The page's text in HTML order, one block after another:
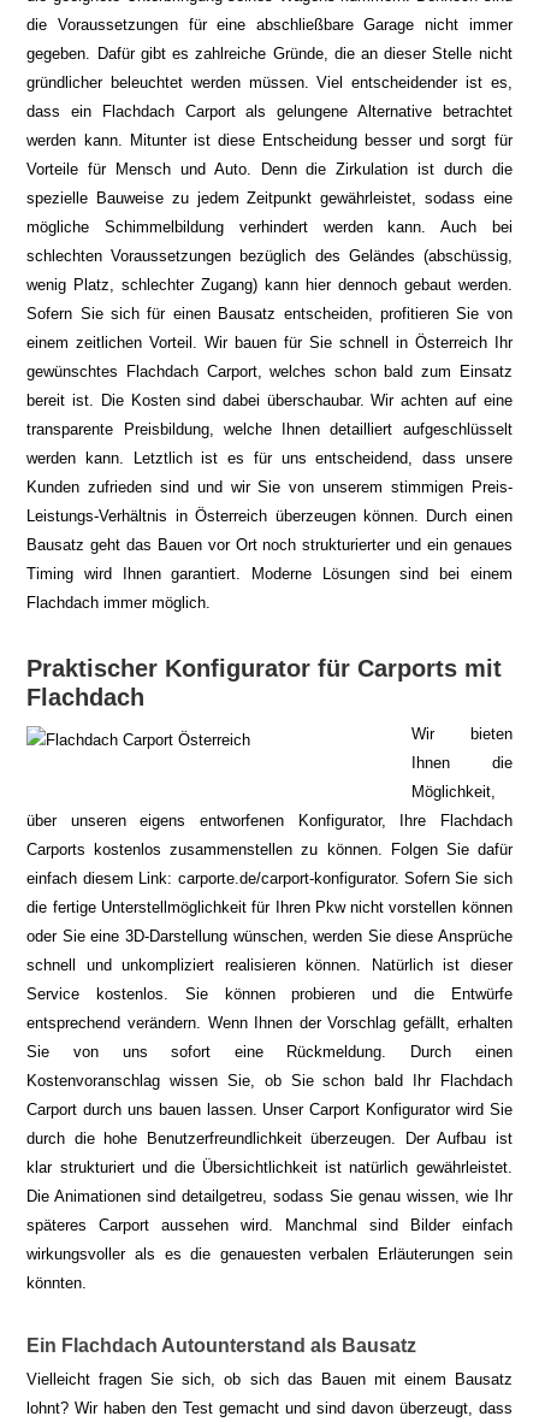
die Voraussetzungen für eine abschließbare Garage nicht immer
gegeben. Dafür gibt es zahlreiche Gründe, die an dieser Stelle nicht
gründlicher beleuchtet werden müssen. Viel entscheidender ist es,
dass ein Flachdach Carport als gelungene Alternative betrachtet
werden kann. Mitunter ist diese Entscheidung besser und sorgt für
Vorteile für Mensch und Auto. Denn die Zirkulation ist durch die
spezielle Bauweise zu jedem Zeitpunkt gewährleistet, sodass eine
mögliche Schimmelbildung verhindert werden kann. Auch bei
schlechten Voraussetzungen bezüglich des Geländes (abschüssig,
wenig Platz, schlechter Zugang) kann hier dennoch gebaut werden.
Sofern Sie sich für einen Bausatz entscheiden, profitieren Sie von
einem zeitlichen Vorteil. Wir bauen für Sie schnell in Österreich Ihr
gewünschtes Flachdach Carport, welches schon bald zum Einsatz
bereit ist. Die Kosten sind dabei überschaubar. Wir achten auf eine
transparente Preisbildung, welche Ihnen detailliert aufgeschlüsselt
werden kann. Letztlich ist es für uns entscheidend, dass unsere
Kunden zufrieden sind und wir Sie von unserem stimmigen Preis-
Leistungs-Verhältnis in Österreich überzeugen können. Durch einen
Bausatz geht das Bauen vor Ort noch strukturierter und ein genaues
Timing wird Ihnen garantiert. Moderne Lösungen sind bei einem
Flachdach immer möglich.
Praktischer Konfigurator für Carports mit
Flachdach
Wir bieten
Ihnen die
Möglichkeit,
über unseren eigens entworfenen Konfigurator, Ihre Flachdach
Carports kostenlos zusammenstellen zu können. Folgen Sie dafür
einfach diesem Link: carporte.de/carport-konfigurator. Sofern Sie sich
die fertige Unterstellmöglichkeit für Ihren Pkw nicht vorstellen können
oder Sie eine 3D-Darstellung wünschen, werden Sie diese Ansprüche
schnell und unkompliziert realisieren können. Natürlich ist dieser
Service kostenlos. Sie können probieren und die Entwürfe
entsprechend verändern. Wenn Ihnen der Vorschlag gefällt, erhalten
Sie von uns sofort eine Rückmeldung. Durch einen
Kostenvoranschlag wissen Sie, ob Sie schon bald Ihr Flachdach
Carport durch uns bauen lassen. Unser Carport Konfigurator wird Sie
durch die hohe Benutzerfreundlichkeit überzeugen. Der Aufbau ist
klar strukturiert und die Übersichtlichkeit ist natürlich gewährleistet.
Die Animationen sind detailgetreu, sodass Sie genau wissen, wie Ihr
späteres Carport aussehen wird. Manchmal sind Bilder einfach
wirkungsvoller als es die genauesten verbalen Erläuterungen sein
könnten.
Ein Flachdach Autounterstand als Bausatz
Vielleicht fragen Sie sich, ob sich das Bauen mit einem Bausatz
lohnt? Wir haben den Test gemacht und sind davon überzeugt, dass